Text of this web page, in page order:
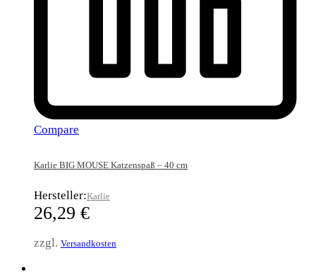
Compare
Karlie BIG MOUSE Katzenspaß – 40 cm
Hersteller:Karlie
26,29 €
zzgl. Versandkosten